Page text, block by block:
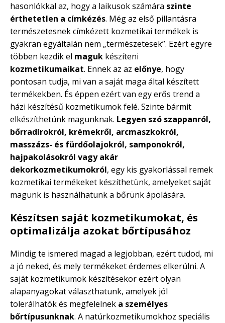
hasonlókkal az, hogy a laikusok számára szinte
érthetetlen a címkézés. Még az első pillantásra
természetesnek címkézett kozmetikai termékek is
gyakran egyáltalán nem „természetesek”. Ezért egyre
többen kezdik el maguk készíteni
kozmetikumaikat. Ennek az az előnye, hogy
pontosan tudja, mi van a saját maga által készített
termékekben. És éppen ezért van egy erős trend a
házi készítésű kozmetikumok felé. Szinte bármit
elkészíthetünk magunknak. Legyen szó szappanról,
bőrradírokról, krémekről, arcmaszkokról,
masszázs- és fürdőolajokról, samponokról,
hajpakolásokról vagy akár
dekorkozmetikumokról, egy kis gyakorlással remek
kozmetikai termékeket készíthetünk, amelyeket saját
magunk is használhatunk a bőrünk ápolására.
Készítsen saját kozmetikumokat, és
optimalizálja azokat bőrtípusához
Mindig te ismered magad a legjobban, ezért tudod, mi
a jó neked, és mely termékeket érdemes elkerülni. A
saját kozmetikumok készítésekor ezért olyan
alapanyagokat választhatunk, amelyek jól
tolerálhatók és megfelelnek a személyes
bőrtípusunknak. A natúrkozmetikumokhoz speciális